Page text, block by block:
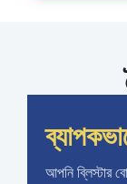
আপনি ব্লিস্টার